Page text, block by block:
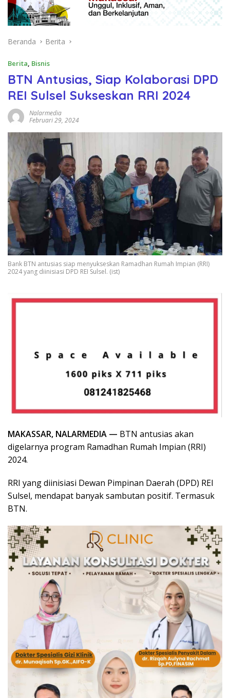
Beranda Berita
Berita, Bisnis
BTN Antusias, Siap Kolaborasi DPD
REI Sulsel Sukseskan RRI 2024
Nalarmedia
Februari 29, 2024
Bank BTN antusias siap menyukseskan Ramadhan Rumah Impian (RRI)
2024 yang diinisiasi DPD REI Sulsel. (ist)
MAKASSAR, NALARMEDIA — BTN antusias akan
digelarnya program Ramadhan Rumah Impian (RRI)
2024.
RRI yang diinisiasi Dewan Pimpinan Daerah (DPD) REI
Sulsel, mendapat banyak sambutan positif. Termasuk
BTN.